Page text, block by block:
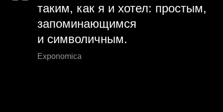
таким, как я и хотел: простым,
запоминающимся
и символичным.
Exponomica